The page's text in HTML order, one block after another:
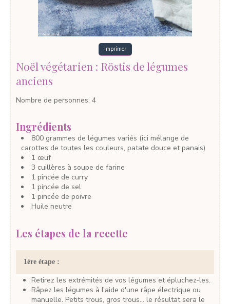
Imprimer
Noël végétarien : Röstis de légumes
anciens
Nombre de personnes: 4
Ingrédients
800 grammes de légumes variés (ici mélange de
carottes de toutes les couleurs, patate douce et panais)
1 œuf
3 cuillères à soupe de farine
1 pincée de curry
1 pincée de sel
1 pincée de poivre
Huile neutre
Les étapes de la recette
1ère étape :
Retirez les extrémités de vos légumes et épluchez-les.
Râpez les légumes à l'aide d'une râpe électrique ou
manuelle. Petits trous, gros trous… le résultat sera le